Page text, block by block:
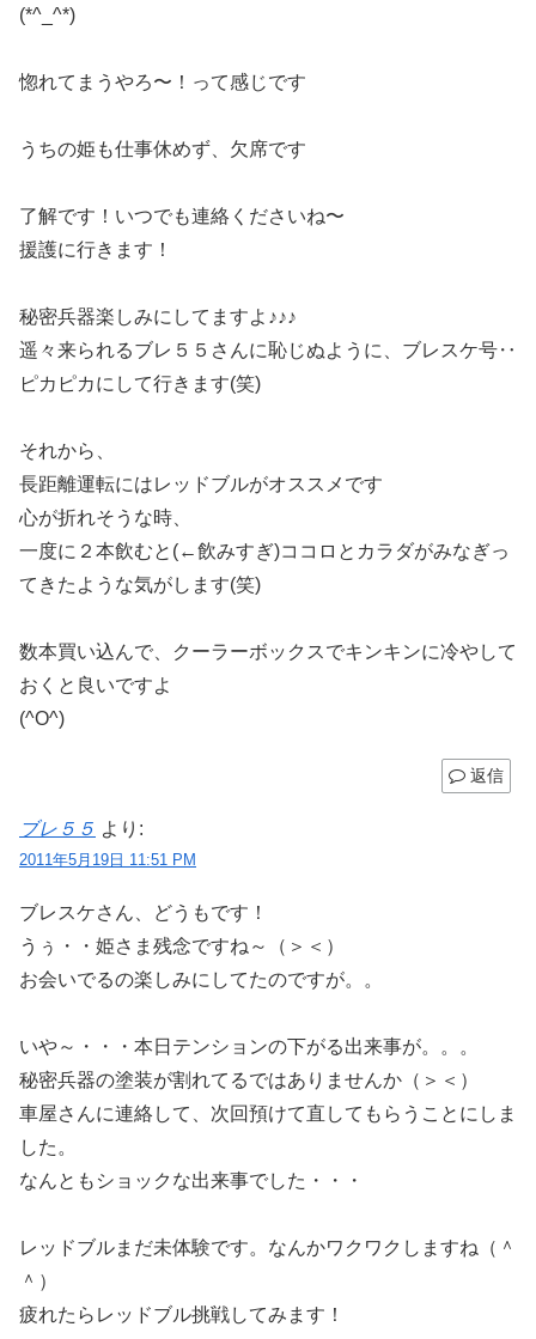
(*^_^*)
惚れてまうやろ〜！って感じです
うちの姫も仕事休めず、欠席です
了解です！いつでも連絡くださいね〜
援護に行きます！
秘密兵器楽しみにしてますよ♪♪♪
遥々来られるブレ５５さんに恥じぬように、ブレスケ号‥
ピカピカにして行きます(笑)
それから、
長距離運転にはレッドブルがオススメです
心が折れそうな時、
一度に２本飲むと(←飲みすぎ)ココロとカラダがみなぎっ
てきたような気がします(笑)
数本買い込んで、クーラーボックスでキンキンに冷やして
おくと良いですよ
(^O^)
返信
ブレ５５ より:
2011年5月19日 11:51 PM
ブレスケさん、どうもです！
うぅ・・姫さま残念ですね～（＞＜）
お会いでるの楽しみにしてたのですが。。
いや～・・・本日テンションの下がる出来事が。。。
秘密兵器の塗装が割れてるではありませんか（＞＜）
車屋さんに連絡して、次回預けて直してもらうことにしま
した。
なんともショックな出来事でした・・・
レッドブルまだ未体験です。なんかワクワクしますね（＾
＾）
疲れたらレッドブル挑戦してみます！